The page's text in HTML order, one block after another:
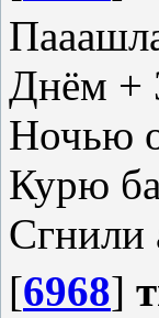
Днём +
Ночью
Курю
Сгнили
[6968]